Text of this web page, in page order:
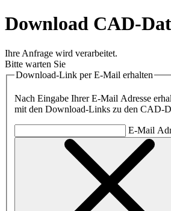
Download CAD-
Ihre Anfrage wird verarbeitet.
Bitte warten Sie
Download-Link per E-Mail erhalten
Nach Eingabe Ihrer E-Mail Adresse
mit den Download-Links zu den CAD-
E-Mail